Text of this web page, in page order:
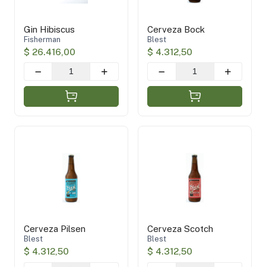
Gin Hibiscus
Fisherman
$ 26.416,00
Cerveza Bock
Blest
$ 4.312,50
Cerveza Pilsen
Blest
$ 4.312,50
Cerveza Scotch
Blest
$ 4.312,50